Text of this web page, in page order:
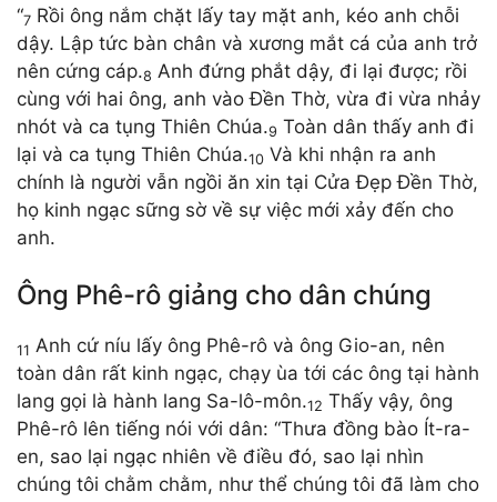
“7 Rồi ông nắm chặt lấy tay mặt anh, kéo anh chỗi
dậy. Lập tức bàn chân và xương mắt cá của anh trở
nên cứng cáp.8 Anh đứng phắt dậy, đi lại được; rồi
cùng với hai ông, anh vào Đền Thờ, vừa đi vừa nhảy
nhót và ca tụng Thiên Chúa.9 Toàn dân thấy anh đi
lại và ca tụng Thiên Chúa.10 Và khi nhận ra anh
chính là người vẫn ngồi ăn xin tại Cửa Đẹp Đền Thờ,
họ kinh ngạc sững sờ về sự việc mới xảy đến cho
anh.
Ông Phê-rô giảng cho dân chúng
11 Anh cứ níu lấy ông Phê-rô và ông Gio-an, nên
toàn dân rất kinh ngạc, chạy ùa tới các ông tại hành
lang gọi là hành lang Sa-lô-môn.12 Thấy vậy, ông
Phê-rô lên tiếng nói với dân: “Thưa đồng bào Ít-ra-
en, sao lại ngạc nhiên về điều đó, sao lại nhìn
chúng tôi chằm chằm, như thể chúng tôi đã làm cho